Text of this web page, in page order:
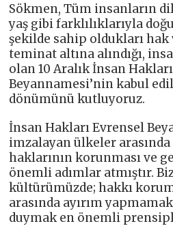
Sökmen, Tüm insanların
yaş gibi farklılıklarıyla
şekilde sahip oldukları
teminat altına alındığı,
olan 10 Aralık İnsan
Beyannamesi’nin kabul
dönümünü kutluyoruz.
İnsan Hakları Evrensel
imzalayan ülkeler
haklarının korunması ve
önemli adımlar atmıştır.
kültürümüzde; hakkı
arasında ayırım
duymak en önemli